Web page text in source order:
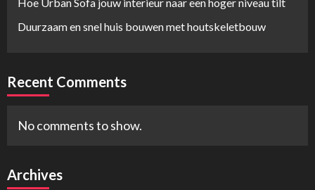
Hoe Urban Sofa jouw interieur naar een hoger niveau tilt
Duurzaam en snel huis bouwen met houtskeletbouw
Recent Comments
No comments to show.
Archives